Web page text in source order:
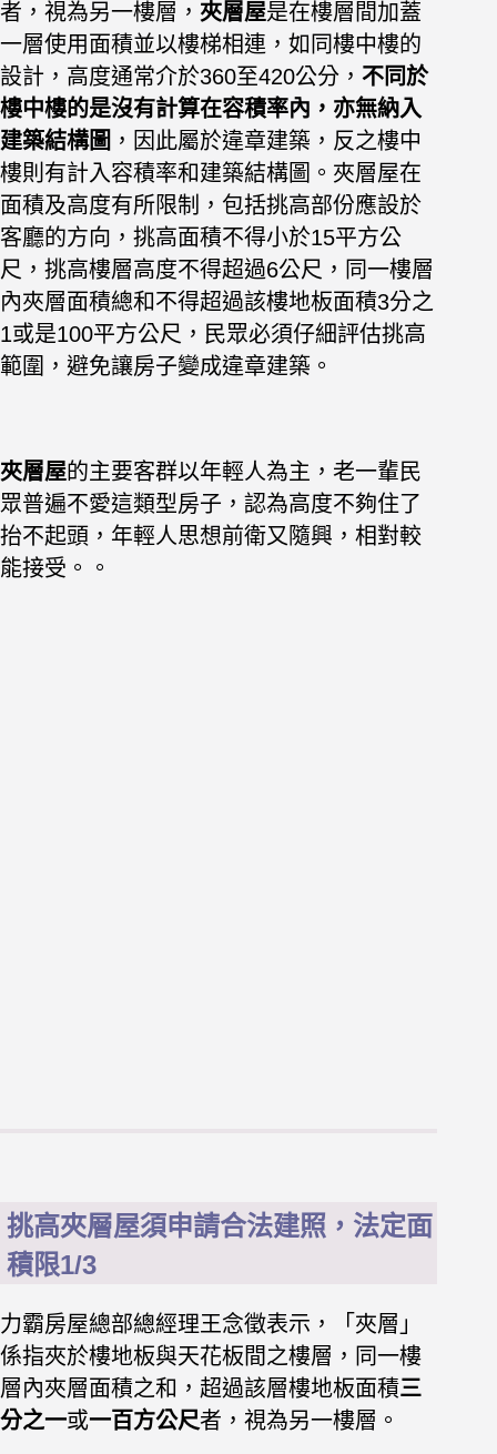
者，視為另一樓層， 夾層屋是在樓層間加蓋
一層使用面積並以樓梯相連，如同樓中樓的
設計，高度通常介於360至420公分， 不同於
樓中樓的是沒有計算在容積率內，亦無納入
建築結構圖 ，因此屬於違章建築，反之樓中
樓則有計入容積率和建築結構圖。夾層屋在
面積及高度有所限制，包括挑高部份應設於
客廳的方向，挑高面積不得小於15平方公
尺，挑高樓層高度不得超過6公尺，同一樓層
內夾層面積總和不得超過該樓地板面積3分之
1或是100平方公尺，民眾必須仔細評估挑高
範圍，避免讓房子變成違章建築。
夾層屋的主要客群以年輕人為主，老一輩民
眾普遍不愛這類型房子，認為高度不夠住了
抬不起頭，年輕人思想前衛又隨興，相對較
能接受。。
挑高夾層屋須申請合法建照，法定面
積限1/3
力霸房屋總部總經理王念徵表示，「夾層」
係指夾於樓地板與天花板間之樓層，同一樓
層內夾層面積之和，超過該層樓地板面積三
分之一或一百方公尺者，視為另一樓層。